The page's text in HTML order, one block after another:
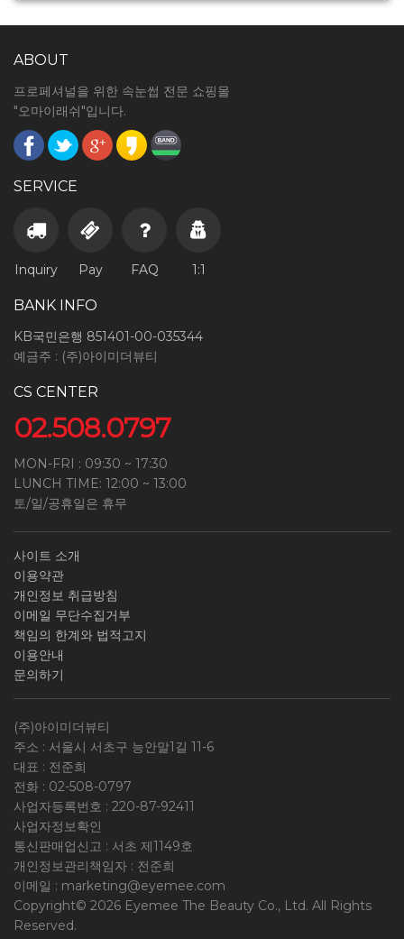
ABOUT
프로페셔널을 위한 속눈썹 전문 쇼핑몰
"오마이래쉬"입니다.
SERVICE
Inquiry Pay FAQ 1:1
BANK INFO
KB국민은행 851401-00-035344
예금주 : (주)아이미더뷰티
CS CENTER
02.508.0797
MON-FRI : 09:30 ~ 17:30
LUNCH TIME: 12:00 ~ 13:00
토/일/공휴일은 휴무
사이트 소개
이용약관
개인정보 취급방침
이메일 무단수집거부
책임의 한계와 법적고지
이용안내
문의하기
(주)아이미더뷰티
주소 : 서울시 서초구 능안말1길 11-6
대표 : 전준희
전화 : 02-508-0797
사업자등록번호 : 220-87-92411
사업자정보확인
통신판매업신고 : 서초 제1149호
개인정보관리책임자 : 전준희
이메일 : marketing@eyemee.com
Copyright© 2026 Eyemee The Beauty Co., Ltd. All Rights
Reserved.